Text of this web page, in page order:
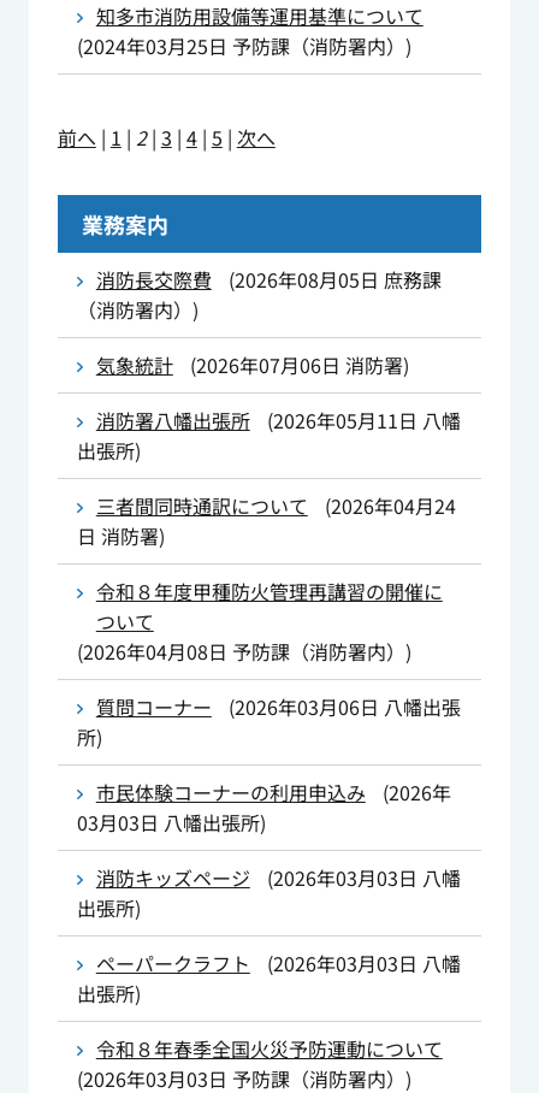
知多市消防用設備等運用基準について
(2024年03月25日 予防課（消防署内） )
前へ | 1 | 2| 3 | 4| 5 | 次へ
業務案内
消防長交際費 (2026年08月05日 庶務課
（消防署内） )
気象統計
(2026年07月06日 消防署)
消防署八幡出張所
(2026年05月11日 八幡
出張所)
三者間同時通訳について
(2026年04月24
日 消防署)
令和８年度甲種防火管理再講習の開催に
ついて
(2026年04月08日 予防課（消防署内） )
質問コーナー
(2026年03月06日 八幡出張
所)
市民体験コーナーの利用申込み
(2026年
03月03日 八幡出張所)
消防キッズページ
(2026年03月03日 八幡
出張所)
ペーパークラフト
(2026年03月03日 八幡
出張所)
令和８年春季全国火災予防運動について
(2026年03月03日 予防課（消防署内） )